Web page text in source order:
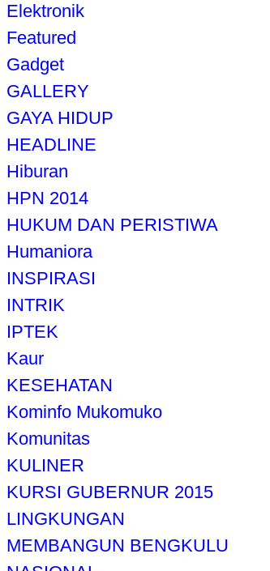
Elektronik
Featured
Gadget
GALLERY
GAYA HIDUP
HEADLINE
Hiburan
HPN 2014
HUKUM DAN PERISTIWA
Humaniora
INSPIRASI
INTRIK
IPTEK
Kaur
KESEHATAN
Kominfo Mukomuko
Komunitas
KULINER
KURSI GUBERNUR 2015
LINGKUNGAN
MEMBANGUN BENGKULU